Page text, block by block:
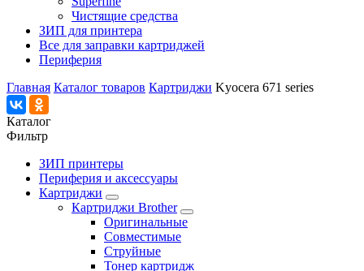
Чистящие средства
ЗИП для принтера
Все для заправки картриджей
Периферия
Главная Каталог товаров Картриджи Kyocera 671 series
Каталог
Фильтр
ЗИП принтеры
Периферия и аксессуары
Картриджи
Картриджи Brother
Оригинальные
Совместимые
Струйные
Тонер картридж